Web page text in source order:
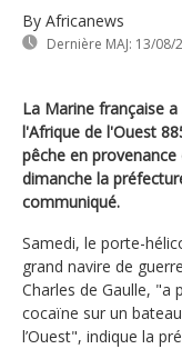
By Africanews
Dernière MAJ: 13/08/
La Marine française
l'Afrique de l'Ouest
pêche en
dimanche la
communiqué.
Samedi, le porte-
grand navire de
Charles de Gaulle, "a
cocaïne sur un
l’Ouest", indique la